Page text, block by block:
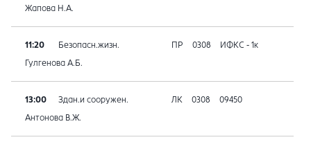
Жапова Н.А.
11:20 Безопасн.жизн. ПР 0308 ИФКС - 1к
Гулгенова А.Б.
13:00 Здан.и сооружен. ЛК 0308 09450
Антонова В.Ж.